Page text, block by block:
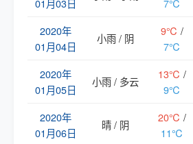
2020年
01月04日
小雨 / 阴
9℃ /
7℃
2020年
01月05日
小雨 / 多云
13℃ /
9℃
2020年
01月06日
晴 / 阴
20℃ /
11℃